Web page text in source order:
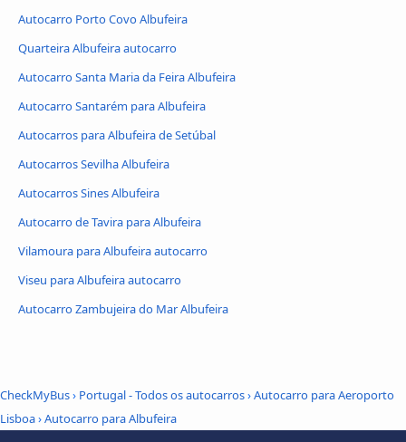
Autocarro Porto Covo Albufeira
Quarteira Albufeira autocarro
Autocarro Santa Maria da Feira Albufeira
Autocarro Santarém para Albufeira
Autocarros para Albufeira de Setúbal
Autocarros Sevilha Albufeira
Autocarros Sines Albufeira
Autocarro de Tavira para Albufeira
Vilamoura para Albufeira autocarro
Viseu para Albufeira autocarro
Autocarro Zambujeira do Mar Albufeira
CheckMyBus› Portugal - Todos os autocarros›Autocarro para Aeroporto
Lisboa›Autocarro para Albufeira